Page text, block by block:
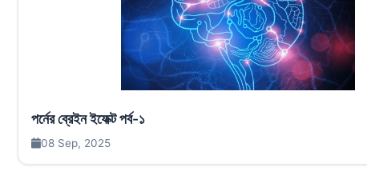
পর্নের ব্রেইন ইফেক্ট পর্ব-১
08 Sep, 2025